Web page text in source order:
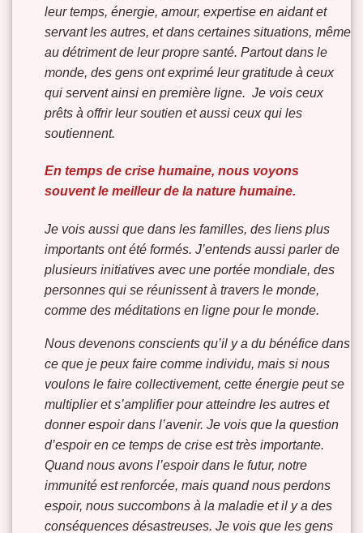
leur temps, énergie, amour, expertise en aidant et
servant les autres, et dans certaines situations, même
au détriment de leur propre santé. Partout dans le
monde, des gens ont exprimé leur gratitude à ceux
qui servent ainsi en première ligne. Je vois ceux
prêts à offrir leur soutien et aussi ceux qui les
soutiennent.
En temps de crise humaine, nous voyons
souvent le meilleur de la nature humaine.
Je vois aussi que dans les familles, des liens plus
importants ont été formés. J’entends aussi parler de
plusieurs initiatives avec une portée mondiale, des
personnes qui se réunissent à travers le monde,
comme des méditations en ligne pour le monde.
Nous devenons conscients qu’il y a du bénéfice dans
ce que je peux faire comme individu, mais si nous
voulons le faire collectivement, cette énergie peut se
multiplier et s’amplifier pour atteindre les autres et
donner espoir dans l’avenir. Je vois que la question
d’espoir en ce temps de crise est très importante.
Quand nous avons l’espoir dans le futur, notre
immunité est renforcée, mais quand nous perdons
espoir, nous succombons à la maladie et il y a des
conséquences désastreuses. Je vois que les gens